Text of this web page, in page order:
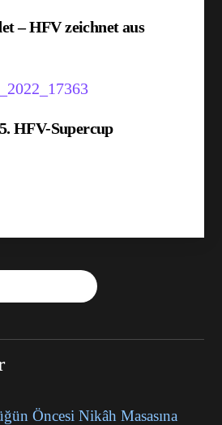
– HFV zeichnet aus
HFV-Supercup
Öncesi Nikâh Masasına